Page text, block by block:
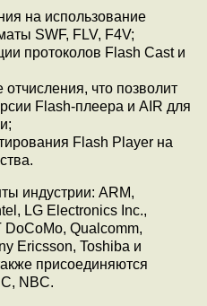
на использование
SWF, FLV, F4V;
протоколов Flash Cast и
что позволит
Flash-плеера и AIR для
Flash Player на
индустрии: ARM,
LG Electronics Inc.,
Qualcomm,
Ericsson, Toshiba и
присоединяются
NBC.